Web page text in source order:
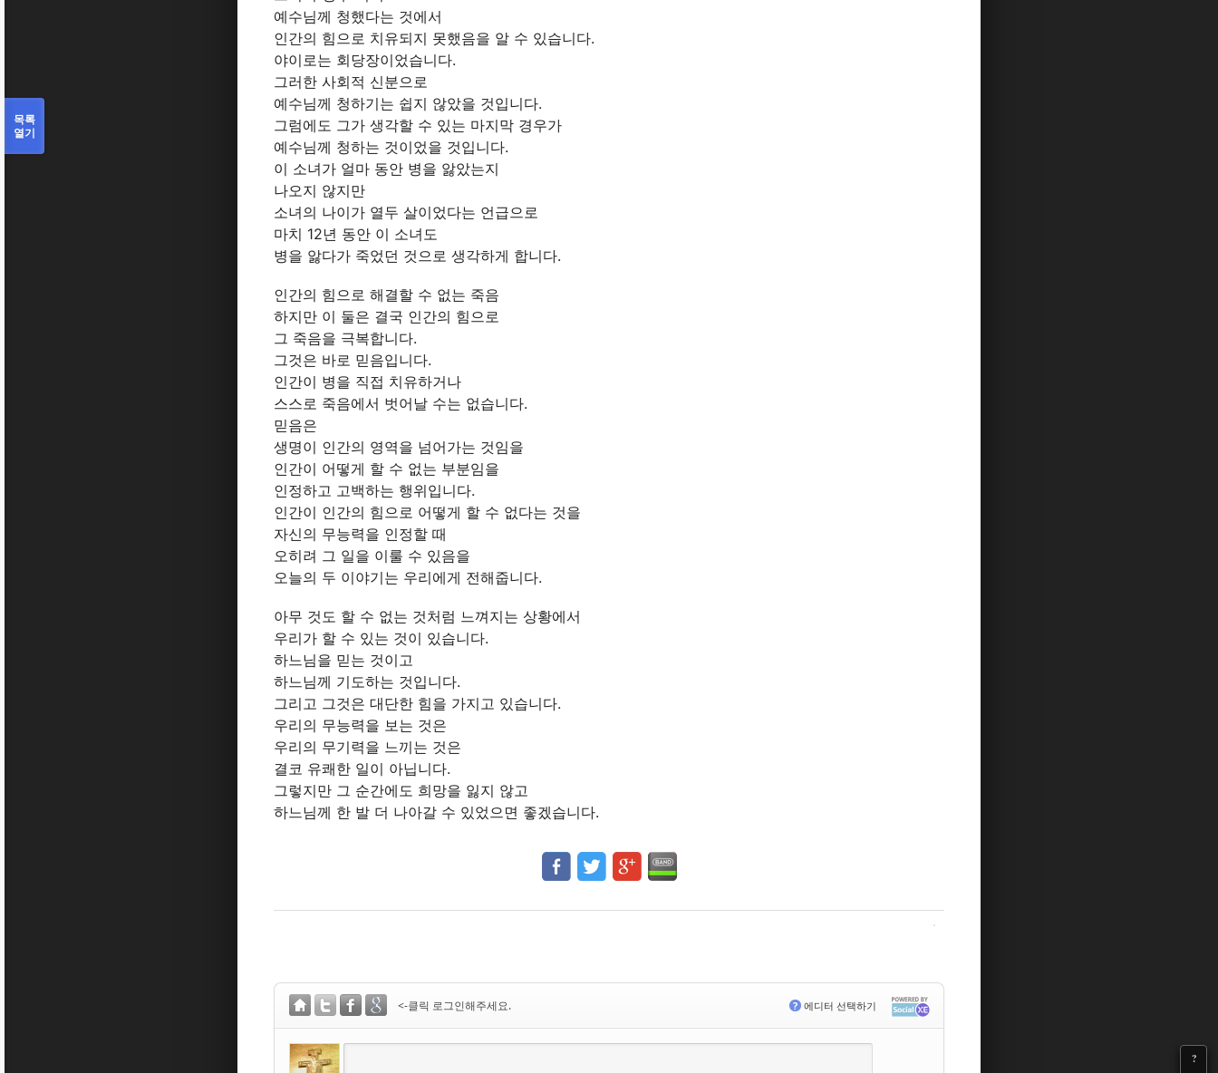
?
예수님께 청했다는 것에서
인간의 힘으로 치유되지 못했음을 알 수 있습니다.
야이로는 회당장이었습니다.
그러한 사회적 신분으로
예수님께 청하기는 쉽지 않았을 것입니다.
그럼에도 그가 생각할 수 있는 마지막 경우가
예수님께 청하는 것이었을 것입니다.
이 소녀가 얼마 동안 병을 앓았는지
나오지 않지만
소녀의 나이가 열두 살이었다는 언급으로
마치 12년 동안 이 소녀도
병을 앓다가 죽었던 것으로 생각하게 합니다.
인간의 힘으로 해결할 수 없는 죽음
하지만 이 둘은 결국 인간의 힘으로
그 죽음을 극복합니다.
그것은 바로 믿음입니다.
인간이 병을 직접 치유하거나
스스로 죽음에서 벗어날 수는 없습니다.
믿음은
생명이 인간의 영역을 넘어가는 것임을
인간이 어떻게 할 수 없는 부분임을
인정하고 고백하는 행위입니다.
인간이 인간의 힘으로 어떻게 할 수 없다는 것을
자신의 무능력을 인정할 때
오히려 그 일을 이룰 수 있음을
오늘의 두 이야기는 우리에게 전해줍니다.
아무 것도 할 수 없는 것처럼 느껴지는 상황에서
우리가 할 수 있는 것이 있습니다.
하느님을 믿는 것이고
하느님께 기도하는 것입니다.
그리고 그것은 대단한 힘을 가지고 있습니다.
우리의 무능력을 보는 것은
우리의 무기력을 느끼는 것은
결코 유쾌한 일이 아닙니다.
그렇지만 그 순간에도 희망을 잃지 않고
하느님께 한 발 더 나아갈 수 있었으면 좋겠습니다.
? 에디터 선택하기
<-클릭 로그인해주세요.
목록
열기